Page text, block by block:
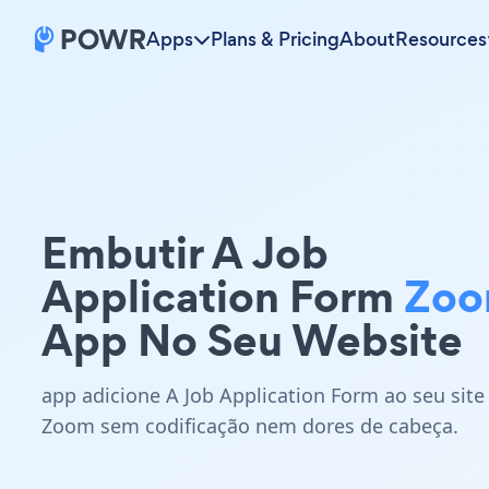
Apps Plans & PricingAboutResources
Embutir A Job
Application Form
App No Seu Website
app adicione A Job Application Form ao seu site
Zoom sem codificação nem dores de cabeça.